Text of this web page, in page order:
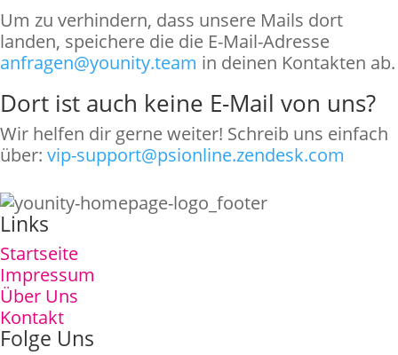
Um zu verhindern, dass unsere Mails dort
landen, speichere die die E-Mail-Adresse
anfragen@younity.team in deinen Kontakten ab.
Dort ist auch keine E-Mail von uns?
Wir helfen dir gerne weiter! Schreib uns einfach
über: vip-support@psionline.zendesk.com
Links
Startseite
Impressum
Über Uns
Kontakt
Folge Uns